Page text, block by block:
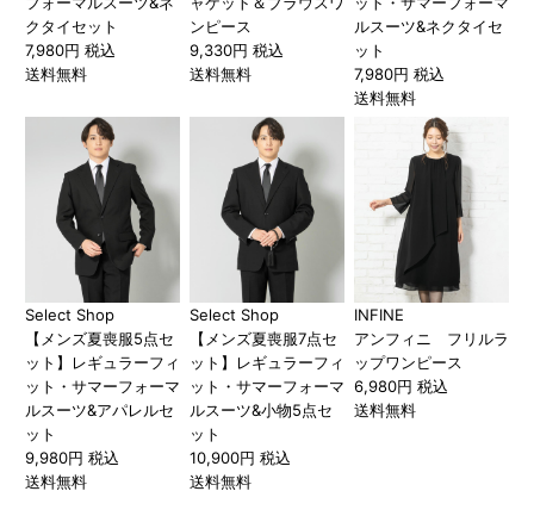
クタイセット
7,980円 税込
送料無料
ンピース
9,330円 税込
送料無料
ルスーツ&ネクタイセ
ット
7,980円 税込
送料無料
Select Shop
【メンズ夏喪服5点セ
ット】レギュラーフィ
ット・サマーフォーマ
ルスーツ&アパレルセ
ット
9,980円 税込
送料無料
Select Shop
【メンズ夏喪服7点セ
ット】レギュラーフィ
ット・サマーフォーマ
ルスーツ&小物5点セ
ット
10,900円 税込
送料無料
INFINE
アンフィニ フリルラ
ップワンピース
6,980円 税込
送料無料